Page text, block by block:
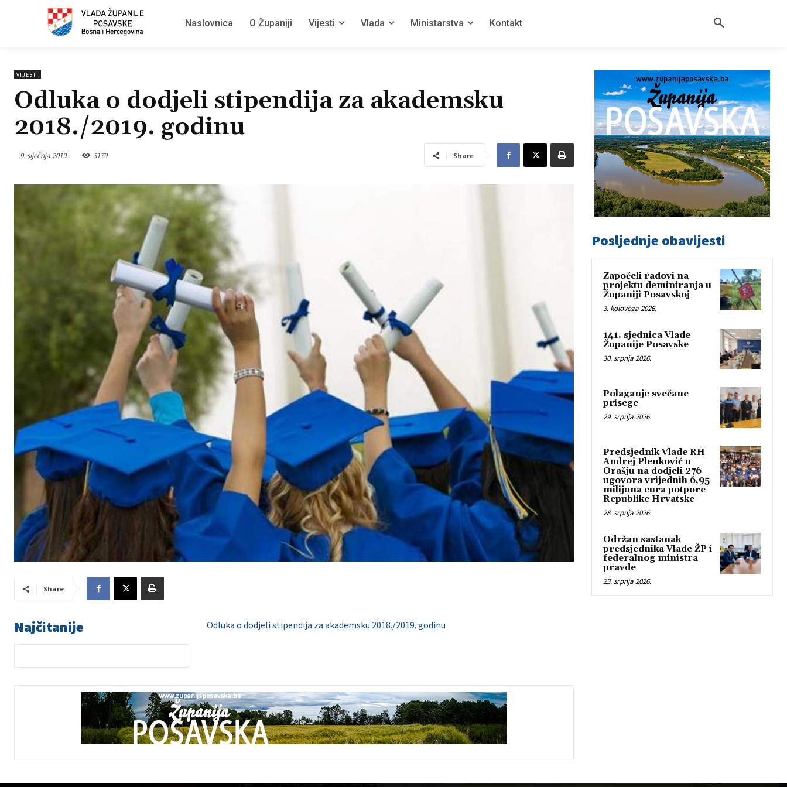
Naslovnica O Županiji Vijesti Vlada Ministarstva Kontakt
VIJESTI
Odluka o dodjeli stipendija za akademsku
2018./2019. godinu
9. siječnja 2019. 3179 Share
Share
Najčitanije Odluka o dodjeli stipendija za akademsku 2018./2019. godinu
Posljednje obavijesti
Započeli radovi na
projektu deminiranja u
Županiji Posavskoj
3. kolovoza 2026.
141. sjednica Vlade
Županije Posavske
30. srpnja 2026.
Polaganje svečane
prisege
29. srpnja 2026.
Predsjednik Vlade RH
Andrej Plenković u
Orašju na dodjeli 276
ugovora vrijednih 6,95
milijuna eura potpore
Republike Hrvatske
28. srpnja 2026.
Održan sastanak
predsjednika Vlade ŽP i
federalnog ministra
pravde
23. srpnja 2026.